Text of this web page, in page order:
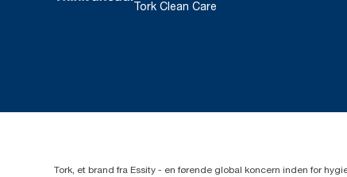
Tork Clean Care
Tork, et brand fra Essity - en førende global koncern inden for